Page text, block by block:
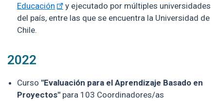
Educación
y ejecutado por múltiples universidades
del país, entre las que se encuentra la Universidad de
Chile.
2022
Curso "Evaluación para el Aprendizaje Basado en
Proyectos" para 103 Coordinadores/as